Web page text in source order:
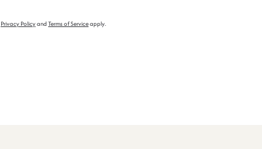
Privacy Policyand Terms of Serviceapply.